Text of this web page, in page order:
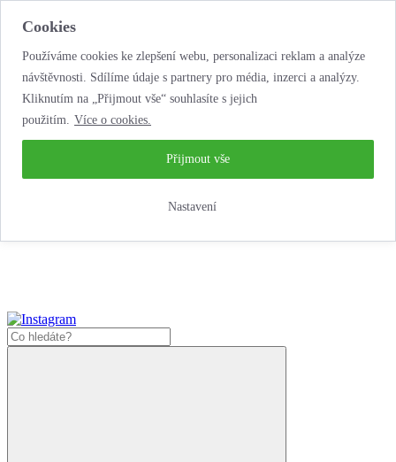
Cookies
Používáme cookies ke zlepšení webu, personalizaci reklam a analýze
návštěvnosti. Sdílíme údaje s partnery pro média, inzerci a analýzy.
Kliknutím na „Přijmout vše“ souhlasíte s jejich
použitím. Více o cookies.
Nastavení
Přijmout vše
...neobyčejná jízda životem!